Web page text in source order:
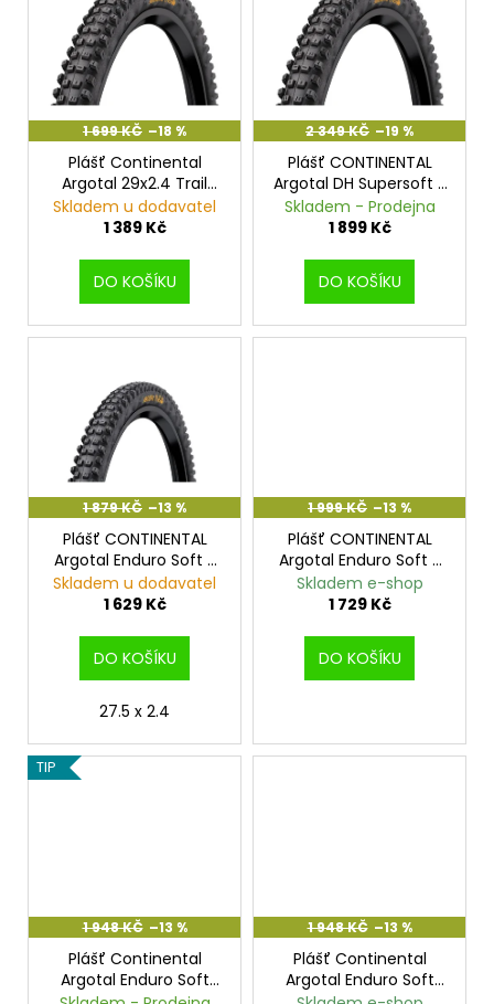
r 1 699 KČ –18 %
Plášť Continental
Argotal 29x2.4 Trail
Endurance
Skladem u dodavatel
1 389 Kč
DO KOŠÍKU
2 349 KČ –19 %
Plášť CONTINENTAL
Argotal DH Supersoft -
29x2.4
Skladem - Prodejna
1 899 Kč
DO KOŠÍKU
1 879 KČ –13 %
Plášť CONTINENTAL
Argotal Enduro Soft -
27.5x2.4
Skladem u dodavatel
1 629 Kč
DO KOŠÍKU
27.5 x 2.4
1 999 KČ –13 %
Plášť CONTINENTAL
Argotal Enduro Soft -
27.5x2.6
Skladem e-shop
1 729 Kč
DO KOŠÍKU
TIP
1 948 KČ –13 %
Plášť Continental
Argotal Enduro Soft
1 948 KČ –13 %
Plášť Continental
Argotal Enduro Soft